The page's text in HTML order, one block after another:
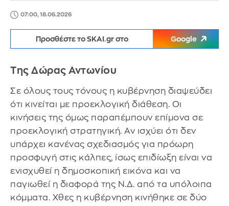
07:00, 18.06.2026
Προσθέστε το SKAI.gr στο Google
Της Δώρας Αντωνίου
Σε όλους τους τόνους η κυβέρνηση διαψεύδει
ότι κινείται με προεκλογική διάθεση. Οι
κινήσεις της όμως παραπέμπουν επίμονα σε
προεκλογική στρατηγική. Αν ισχύει ότι δεν
υπάρχει κανένας σχεδιασμός για πρόωρη
προσφυγή στις κάλπες, ίσως επιδίωξη είναι να
ενισχυθεί η δημοσκοπική εικόνα και να
παγιωθεί η διαφορά της Ν.Δ. από τα υπόλοιπα
κόμματα. Χθες η κυβέρνηση κινήθηκε σε δύο